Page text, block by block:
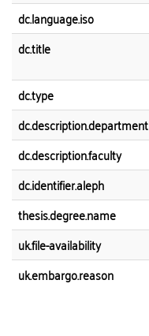
dc.language.iso
dc.title
dc.type
dc.description.department
dc.description.faculty
dc.identifier.aleph
thesis.degree.name
uk.file-availability
uk.embargo.reason